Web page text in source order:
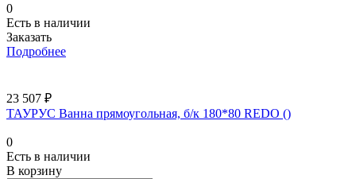
0
Есть в наличии
Заказать
Подробнее
23 507 ₽
ТАУРУС Ванна прямоугольная, б/к 180*80 REDO ()
0
Есть в наличии
В корзину